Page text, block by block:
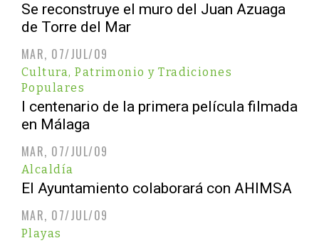
Se reconstruye el muro del Juan Azuaga
de Torre del Mar
MAR, 07/JUL/09
Cultura, Patrimonio y Tradiciones
Populares
I centenario de la primera película filmada
en Málaga
MAR, 07/JUL/09
Alcaldía
El Ayuntamiento colaborará con AHIMSA
MAR, 07/JUL/09
Playas